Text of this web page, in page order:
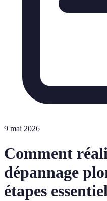
9 mai 2026
Comment
dépannage
étapes